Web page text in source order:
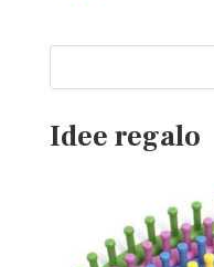
Idee regalo